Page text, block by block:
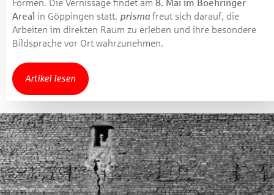
Formen. Die Vernissage findet am 8. Mai im Boehringer
Areal in Göppingen statt. prisma freut sich darauf, die
Arbeiten im direkten Raum zu erleben und ihre besondere
Bildsprache vor Ort wahrzunehmen.
Artikel lesen